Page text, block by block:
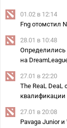
01.02 в 12:14
Fng отомстил
28.01 в 10:48
Определились
на
27.01 в 22:20
The ReaL
квалификации
27.01 в 20:08
Pavaga Junior